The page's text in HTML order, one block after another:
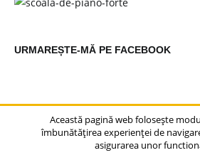
URMAREȘTE-MĂ PE FACEBOOK
Această pagină web folosește
îmbunătățirea experienței de
asigurarea unor